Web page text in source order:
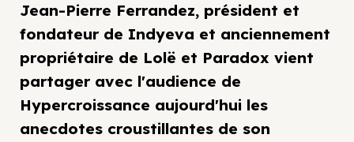
Jean-Pierre Ferrandez, président et
fondateur de Indyeva et anciennement
propriétaire de Lolë et Paradox vient
partager avec l'audience de
Hypercroissance aujourd'hui les
anecdotes croustillantes de son